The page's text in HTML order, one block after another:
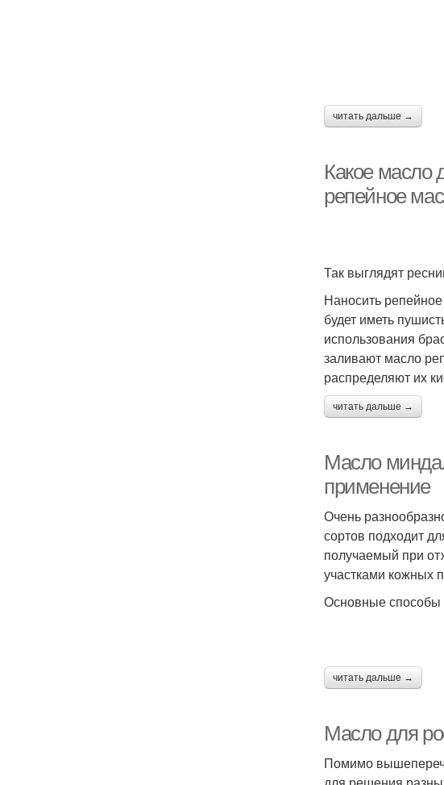
читать дальше →
Какое масло
репейное
Так выглядят
Наносить
будет иметь
использования
заливают масло
распределяют их
читать дальше →
Масло
применение
Очень
сортов подходит
получаемый при
участками кожных
Основные
читать дальше →
Масло для
Помимо